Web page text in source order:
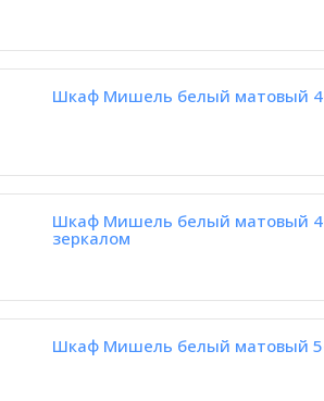
Шкаф Мишель белый матовый 4-
Шкаф Мишель белый матовый 4-
зеркалом
Шкаф Мишель белый матовый 5-